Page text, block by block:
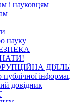
і науковцям
науку
довідник